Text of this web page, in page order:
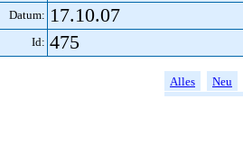
Datum: 17.10.07
Id: 475
Alles Neu